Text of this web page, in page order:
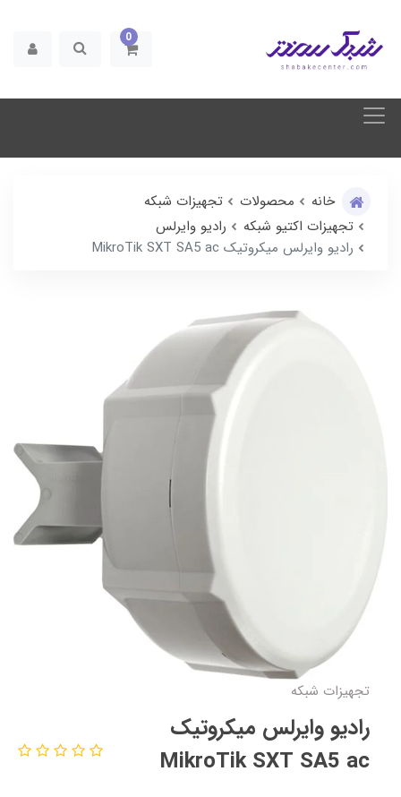
0
خانه محصولات
تجهیزات شبکه
تجهیزات اکتیو شبکه
رادیو وایرلس
رادیو وایرلس میکروتیک MikroTik SXT SA5 ac
تجهیزات شبکه
رادیو وایرلس میکروتیک
MikroTik SXT SA5 ac